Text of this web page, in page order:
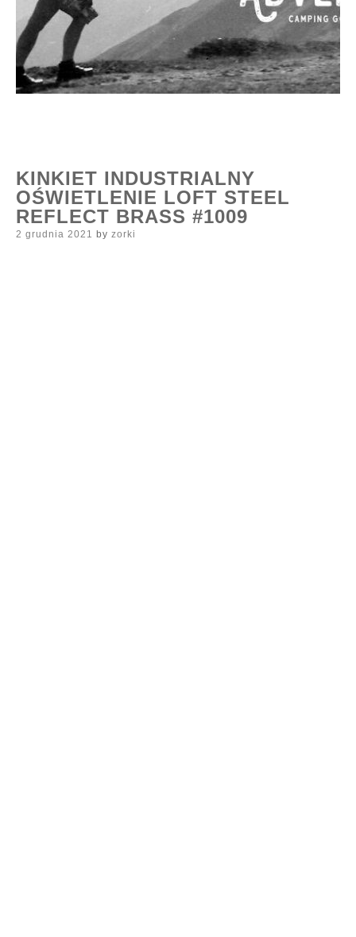
KINKIET INDUSTRIALNY
OŚWIETLENIE LOFT STEEL
REFLECT BRASS #1009
Posted
2 grudnia 2021 by zorki